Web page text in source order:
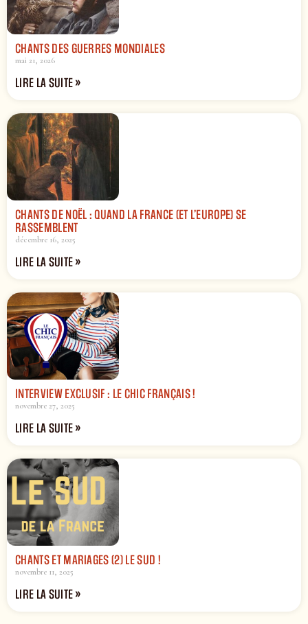
CHANTS DES GUERRES MONDIALES
mai 21, 2026
LIRE LA SUITE »
CHANTS DE NOËL : QUAND LA FRANCE (ET L’EUROPE) SE
RASSEMBLENT
décembre 16, 2025
LIRE LA SUITE »
INTERVIEW EXCLUSIF : LE CHIC FRANÇAIS !
novembre 27, 2025
LIRE LA SUITE »
CHANTS ET MARIAGES (2) LE SUD !
novembre 11, 2025
LIRE LA SUITE »